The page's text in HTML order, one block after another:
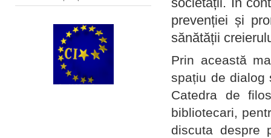
prevenției și
sănătății
Prin această
spațiu de dialog
Catedra de
bibliotecari,
discuta despre